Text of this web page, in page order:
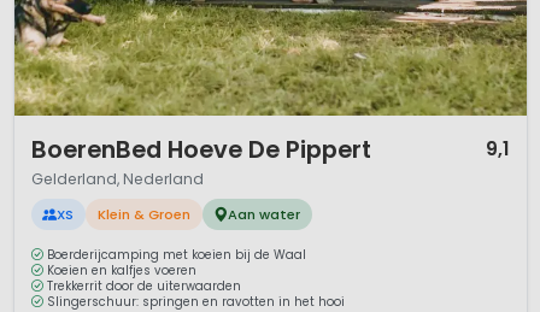
BoerenBed Hoeve De Pippert 9,1
Gelderland, Nederland
XS Klein & Groen Aan water
Boerderijcamping met koeien bij de Waal
Koeien en kalfjes voeren
Trekkerrit door de uiterwaarden
Slingerschuur: springen en ravotten in het hooi